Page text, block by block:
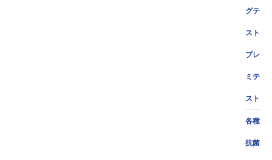
グテ
スト
プレ
ミテ
スト
各種
抗菌